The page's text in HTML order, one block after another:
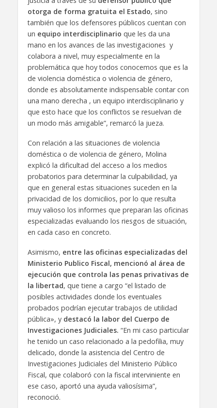
otorga de forma gratuita el Estado, sino
también que los defensores públicos cuentan con
un equipo interdisciplinario que les da una
mano en los avances de las investigaciones y
colabora a nivel, muy especialmente en la
problemática que hoy todos conocemos que es la
de violencia doméstica o violencia de género,
donde es absolutamente indispensable contar con
una mano derecha , un equipo interdisciplinario y
que esto hace que los conflictos se resuelvan de
un modo más amigable”, remarcó la jueza.
Con relación a las situaciones de violencia
doméstica o de violencia de género, Molina
explicó la dificultad del acceso a los medios
probatorios para determinar la culpabilidad, ya
que en general estas situaciones suceden en la
privacidad de los domicilios, por lo que resulta
muy valioso los informes que preparan las oficinas
especializadas evaluando los riesgos de situación,
en cada caso en concreto.
Asimismo, entre las oficinas especializadas del
Ministerio Publico Fiscal, mencionó al área de
ejecución que controla las penas privativas de
la libertad, que tiene a cargo “el listado de
posibles actividades donde los eventuales
probados podrían ejecutar trabajos de utilidad
pública», y destacó la labor del Cuerpo de
Investigaciones Judiciales. “En mi caso particular
he tenido un caso relacionado a la pedofilia, muy
delicado, donde la asistencia del Centro de
Investigaciones Judiciales del Ministerio Público
Fiscal, que colaboró con la fiscal interviniente en
ese caso, aportó una ayuda valiosísima”,
reconoció.